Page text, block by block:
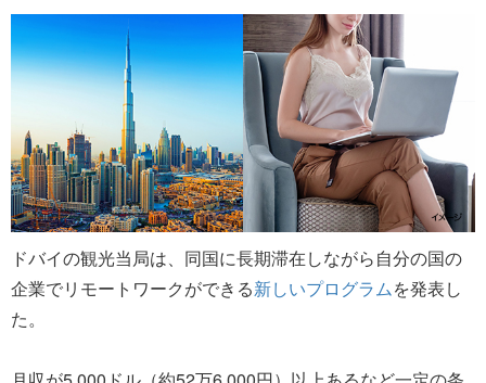
ドバイの観光当局は、同国に長期滞在しながら自分の国の
企業でリモートワークができる新しいプログラムを発表し
た。